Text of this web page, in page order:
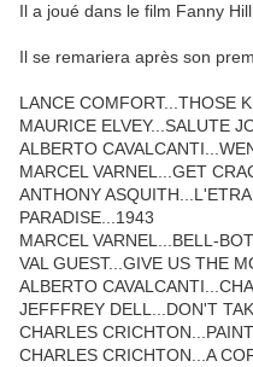
Il a joué dans le film Fanny
Il se remariera après son
LANCE COMFORT...THOSE
MAURICE ELVEY...SALUTE
ALBERTO
MARCEL VARNEL...GET
ANTHONY
PARADISE...1943
MARCEL VARNEL...BELL-
VAL GUEST...GIVE US THE
ALBERTO
JEFFFREY DELL...DON'T
CHARLES
CHARLES CRICHTON...A